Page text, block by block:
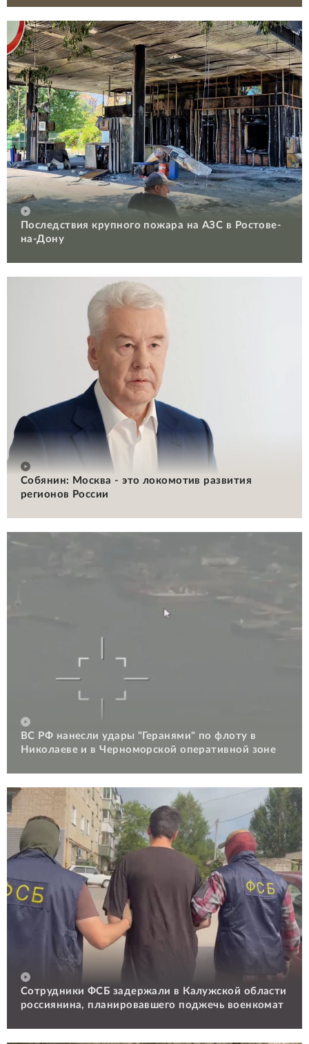
Последствия крупного пожара на АЗС в Ростове-
на-Дону
Собянин: Москва - это локомотив развития
регионов России
ВС РФ нанесли удары "Геранями" по флоту в
Николаеве и в Черноморской оперативной зоне
Сотрудники ФСБ задержали в Калужской области
россиянина, планировавшего поджечь военкомат